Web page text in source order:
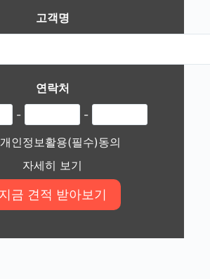
고객명
연락처
-
-
개인정보활용(필수)동의
자세히 보기